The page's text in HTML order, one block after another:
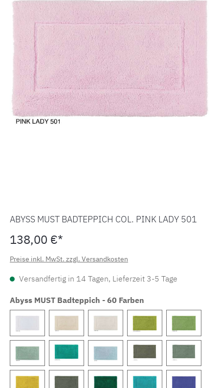
ABYSS MUST BADTEPPICH COL. PINK LADY 501
138,00 €*
Preise inkl. MwSt. zzgl. Versandkosten
Versandfertig in 14 Tagen, Lieferzeit 3-5 Tage
Abyss MUST Badteppich - 60 Farben